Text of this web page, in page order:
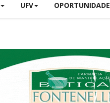
UFV OPORTUNIDADE